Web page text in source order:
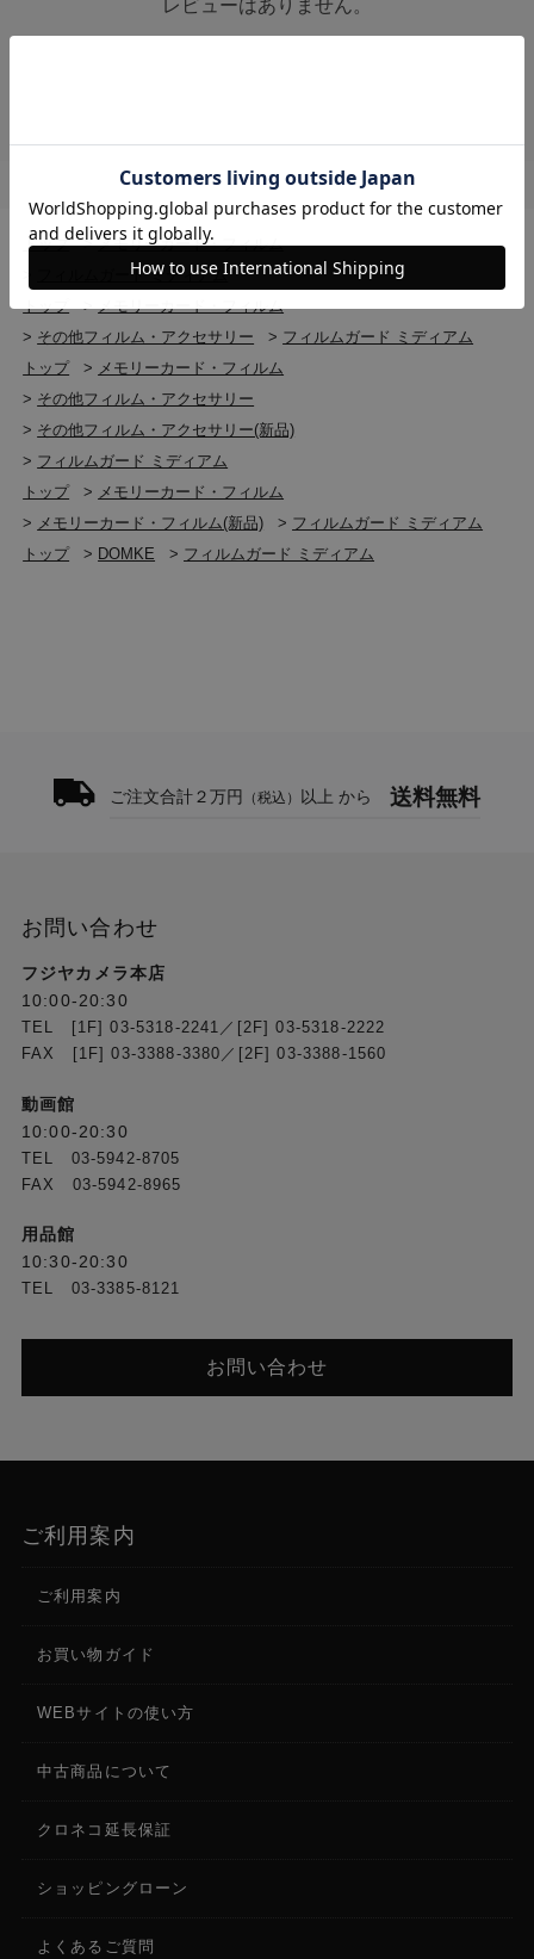
レビューはありません。
トップ >メモリーカード・フィルム
フィルムガード ミディアム
トップ
>メモリーカード・フィルム
> その他フィルム・アクセサリー > フィルムガード ミディアム
トップ
> メモリーカード・フィルム
> その他フィルム・アクセサリー
> その他フィルム・アクセサリー(新品)
> フィルムガード ミディアム
トップ
> メモリーカード・フィルム
> メモリーカード・フィルム(新品) > フィルムガード ミディアム
トップ
> DOMKE > フィルムガード ミディアム
ご注文合計２万円 （税込） 以上 から 送料無料
お問い合わせ
フジヤカメラ本店
10:00-20:30
TEL [1F] 03-5318-2241／[2F] 03-5318-2222
FAX [1F] 03-3388-3380／[2F] 03-3388-1560
動画館
10:00-20:30
TEL 03-5942-8705
FAX 03-5942-8965
用品館
10:30-20:30
TEL 03-3385-8121
お問い合わせ
ご利用案内
ご利用案内
お買い物ガイド
WEBサイトの使い方
中古商品について
クロネコ延長保証
ショッピングローン
よくあるご質問